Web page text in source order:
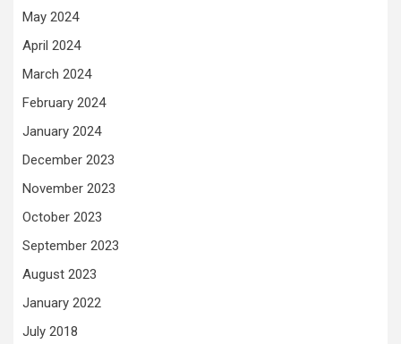
May 2024
April 2024
March 2024
February 2024
January 2024
December 2023
November 2023
October 2023
September 2023
August 2023
January 2022
July 2018